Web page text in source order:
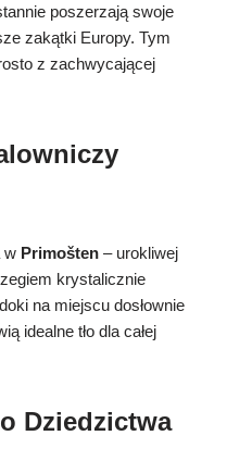
poszerzają swoje
zakątki Europy. Tym
z zachwycającej
w Primošten – urokliwej
krystalicznie
na miejscu dosłownie
idealne tło dla całej
Dziedzictwa